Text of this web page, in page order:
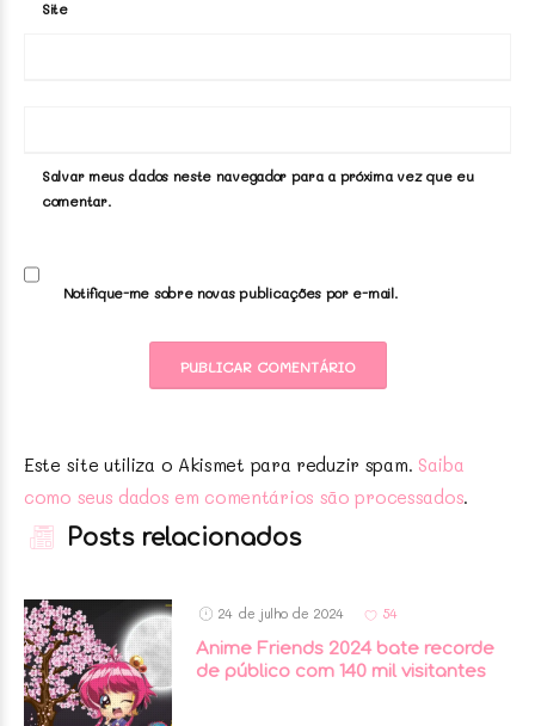
Site
Salvar meus dados neste navegador para a próxima vez que eu
comentar.
Notifique-me sobre novas publicações por e-mail.
Este site utiliza o Akismet para reduzir spam. Saiba
como seus dados em comentários são processados.
Posts relacionados
24 de julho de 2024 54
Anime Friends 2024 bate recorde
de público com 140 mil visitantes